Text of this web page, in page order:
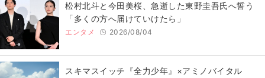
松村北斗と今田美桜、急逝した東野圭吾氏へ誓う
「多くの方へ届けていけたら」
エンタメ 2026/08/04
スキマスイッチ『全力少年』×アミノバイタル